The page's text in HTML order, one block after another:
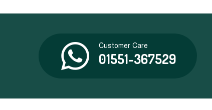
Customer Care
01551-367529